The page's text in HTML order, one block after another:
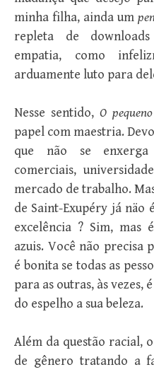
minha filha, ainda um
repleta de
empatia, como
arduamente luto para
Nesse sentido,O
papel com maestria.
que não se
comerciais,
mercado de trabalho.
de Saint-Exupéry já
excelência ? Sim,
azuis. Você não precisa
é bonita se todas as
para as outras, às
do espelho a sua beleza.
Além da questão racial,
de gênero tratando a